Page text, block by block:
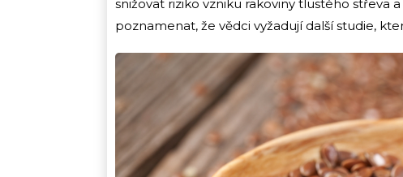
snižovat riziko vzniku rakoviny tlustého střeva
poznamenat, že vědci vyžadují další studie,